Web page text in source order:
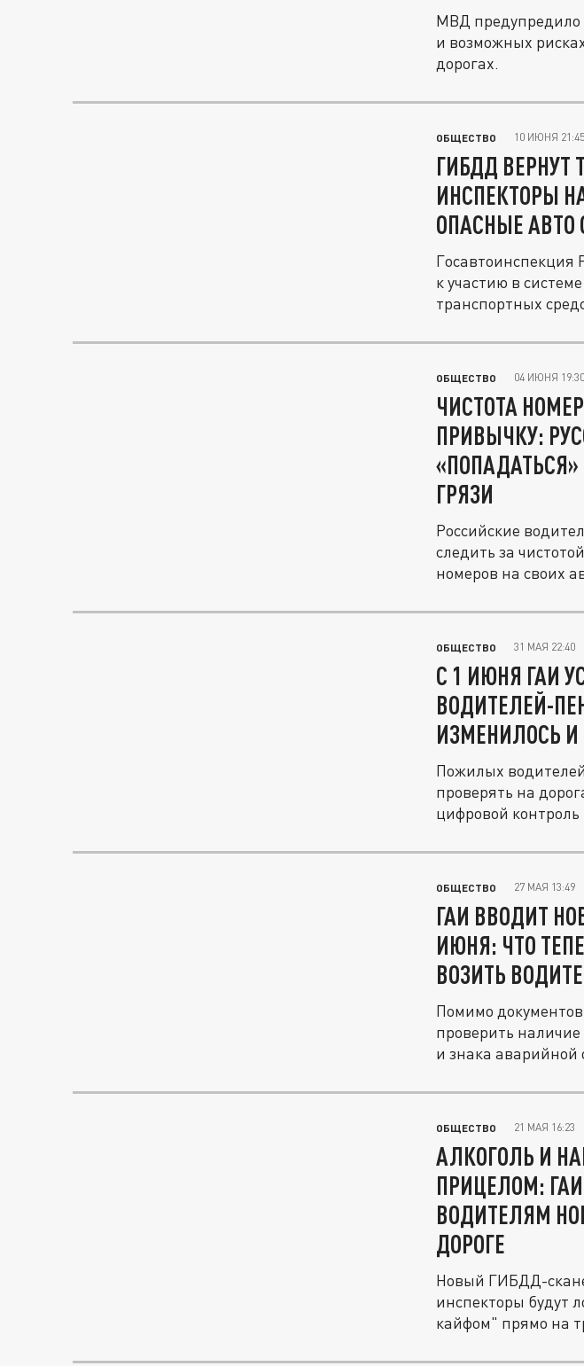
МВД предупредило
и возможных
дорогах.
ОБЩЕСТВО 10 ИЮНЯ 21:45
ГИБДД ВЕРНУТ
ИНСПЕКТОРЫ
ОПАСНЫЕ АВТО
Госавтоинспекция
к участию в
транспортных
ОБЩЕСТВО 04 ИЮНЯ 19:30
ЧИСТОТА
ПРИВЫЧКУ:
ГРЯЗИ
Российские
следить за
номеров на своих
ОБЩЕСТВО 31 МАЯ 22:40
С 1 ИЮНЯ ГАИ
ВОДИТЕЛЕЙ-
ИЗМЕНИЛОСЬ И
Пожилых
проверять на
цифровой
ОБЩЕСТВО 27 МАЯ 13:49
ГАИ ВВОДИТ
ИЮНЯ: ЧТО
ВОЗИТЬ
Помимо
проверить
и знака аварийной
ОБЩЕСТВО 21 МАЯ 16:23
АЛКОГОЛЬ И
ПРИЦЕЛОМ:
ВОДИТЕЛЯМ
ДОРОГЕ
Новый ГИБДД-
инспекторы будут
кайфом" прямо на